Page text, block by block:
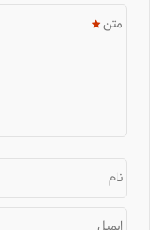
متن
نام